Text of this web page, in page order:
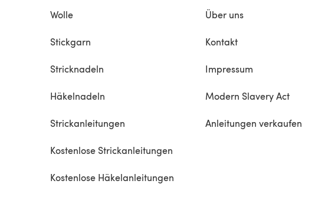
Wolle
Stickgarn
Stricknadeln
Häkelnadeln
Strickanleitungen
Kostenlose Strickanleitungen
Kostenlose Häkelanleitungen
Über uns
Kontakt
Impressum
Modern Slavery Act
Anleitungen verkaufen